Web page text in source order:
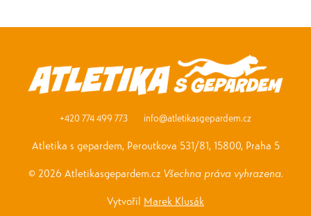
+420 774 499 773 info@atletikasgepardem.cz
Atletika s gepardem, Peroutkova 531/81, 15800, Praha 5
© 2026 Atletikasgepardem.cz Všechna práva vyhrazena.
Vytvořil Marek Klusák